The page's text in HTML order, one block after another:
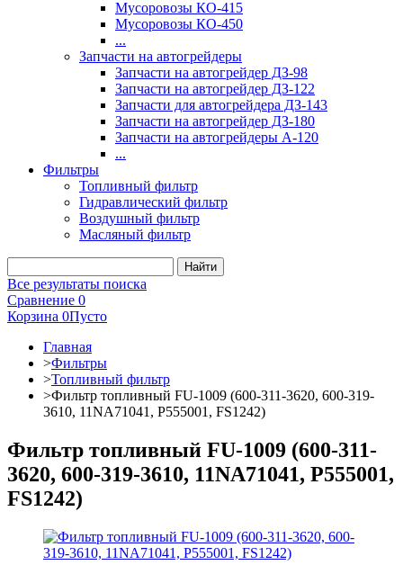
Мусоровозы КО-415
Мусоровозы КО-450
...
Запчасти на автогрейдеры
Запчасти на автогрейдер ДЗ-98
Запчасти на автогрейдер ДЗ-122
Запчасти для автогрейдера ДЗ-143
Запчасти на автогрейдер ДЗ-180
Запчасти на автогрейдеры А-120
...
Фильтры
Топливный фильтр
Гидравлический фильтр
Воздушный фильтр
Масляный фильтр
Все результаты поиска
Сравнение 0
Корзина 0Пусто
Главная
>Фильтры
>Топливный фильтр
>Фильтр топливный FU-1009 (600-311-3620, 600-319-
3610, 11NA71041, P555001, FS1242)
Фильтр топливный FU-1009 (600-311-
3620, 600-319-3610, 11NA71041, P555001,
FS1242)